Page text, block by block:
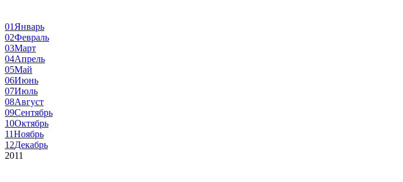
01 Январь
02Февраль
03Март
04Апрель
05Май
06Июнь
07Июль
08Август
09Сентябрь
10Октябрь
11Ноябрь
12Декабрь
2011